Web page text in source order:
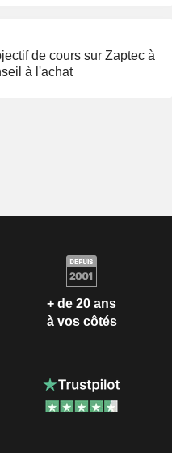
de cours sur Zaptec à
à l'achat
+ de 20 ans
à vos côtés